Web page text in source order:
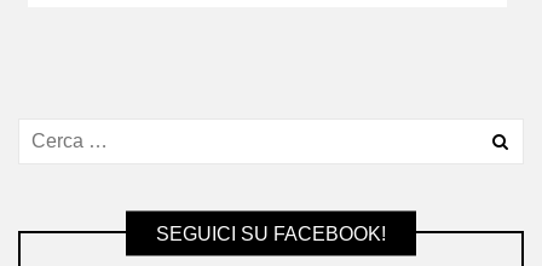
SEGUICI SU FACEBOOK!